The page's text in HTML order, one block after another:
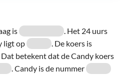
is
. Het 24 uurs
ligt op
. De koers is
Dat betekent dat de Candy koers
. Candy is de nummer